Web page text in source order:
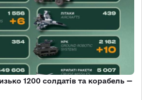
1200 солдатів та корабель —